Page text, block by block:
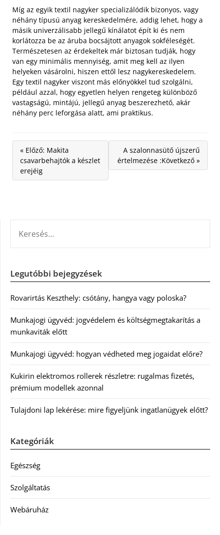
Míg az egyik textil nagyker specializálódik bizonyos, vagy
néhány típusú anyag kereskedelmére, addig lehet, hogy a
másik univerzálisabb jellegű kínálatot épít ki és nem
korlátozza be az áruba bocsájtott anyagok sokféleségét.
Természetesen az érdekeltek már biztosan tudják, hogy
van egy minimális mennyiség, amit meg kell az ilyen
helyeken vásárolni, hiszen ettől lesz nagykereskedelem.
Egy textil nagyker viszont más előnyökkel tud szolgálni,
például azzal, hogy egyetlen helyen rengeteg különböző
vastagságú, mintájú, jellegű anyag beszerezhető, akár
néhány perc leforgása alatt, ami praktikus.
« Előző: Makita
csavarbehajtók a készlet
erejéig
A szalonnasütő újszerű
értelmezése :Következő »
Legutóbbi bejegyzések
Rovarirtás Keszthely: csótány, hangya vagy poloska?
Munkajogi ügyvéd: jogvédelem és költségmegtakarítás a
munkaviták előtt
Munkajogi ügyvéd: hogyan védheted meg jogaidat előre?
Kukirin elektromos rollerek részletre: rugalmas fizetés,
prémium modellek azonnal
Tulajdoni lap lekérése: mire figyeljünk ingatlanügyek előtt?
Kategóriák
Egészség
Szolgáltatás
Webáruház